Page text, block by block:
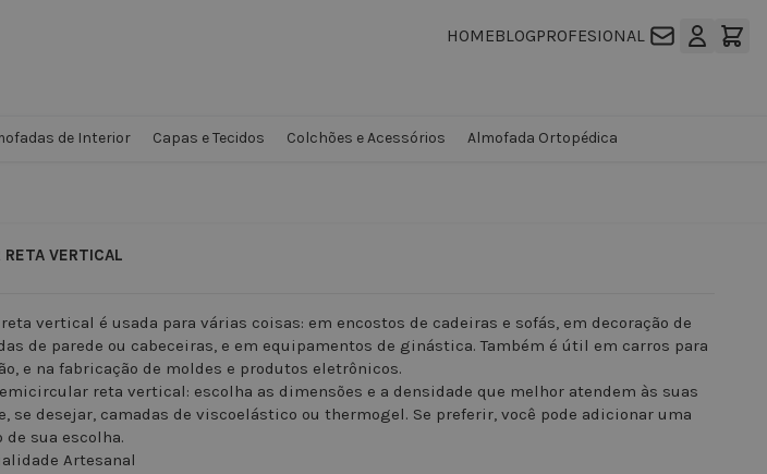
HOMEBLOGPROFESIONAL
de Interior Capas e Tecidos Colchões e Acessórios Almofada Ortopédica
VERTICAL
vertical é usada para várias coisas: em encostos de cadeiras e sofás, em decoração de
de parede ou cabeceiras, e em equipamentos de ginástica. Também é útil em carros para
e na fabricação de moldes e produtos eletrônicos.
reta vertical: escolha as dimensões e a densidade que melhor atendem às suas
se desejar, camadas de viscoelástico ou thermogel. Se preferir, você pode adicionar uma
de sua escolha.
Artesanal